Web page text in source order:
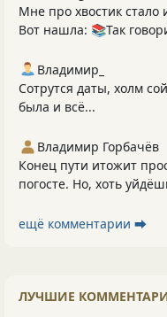
Мне про хвостик стало
Вот нашла: 📚Так
Владимир_
Сотрутся даты, холм
была и всё...
Владимир Горбачёв
Конец пути итожит
погосте. Но, хоть
ещё комментарии ⮕
ЛУЧШИЕ